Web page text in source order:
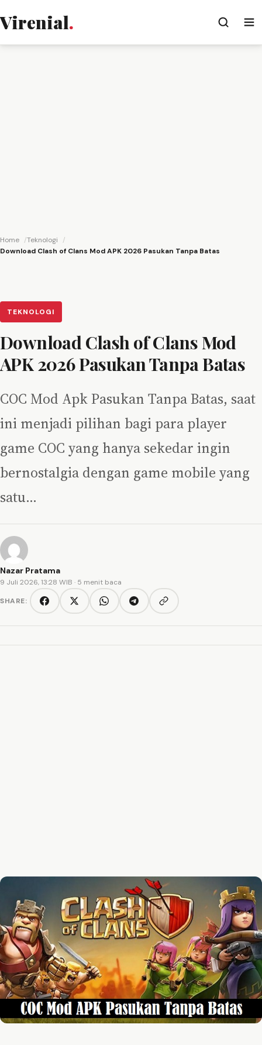
Virenial.
Home
Teknologi
Download Clash of Clans Mod APK 2026 Pasukan Tanpa Batas
TEKNOLOGI
Download Clash of Clans Mod
APK 2026 Pasukan Tanpa Batas
COC Mod Apk Pasukan Tanpa Batas, saat
ini menjadi pilihan bagi para player
game COC yang hanya sekedar ingin
bernostalgia dengan game mobile yang
satu…
Nazar Pratama
9 Juli 2026, 13:28 WIB · 5 menit baca
SHARE:
FacebookTwitter/XWhatsAppTelegramCopy link